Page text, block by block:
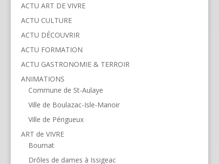
ACTU ART DE VIVRE
ACTU CULTURE
ACTU DÉCOUVRIR
ACTU FORMATION
ACTU GASTRONOMIE & TERROIR
ANIMATIONS
Commune de St-Aulaye
Ville de Boulazac-Isle-Manoir
Ville de Périgueux
ART de VIVRE
Bournat
Drôles de dames à Issigeac